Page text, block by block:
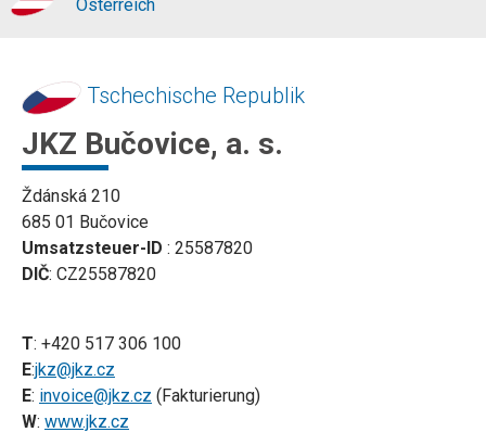
Österreich
Tschechische Republik
JKZ Bučovice, a. s.
Ždánská 210
685 01 Bučovice
Umsatzsteuer-ID : 25587820
DIČ: CZ25587820
T: +420 517 306 100
E:jkz@jkz.cz
E: invoice@jkz.cz (Fakturierung)
W: www.jkz.cz